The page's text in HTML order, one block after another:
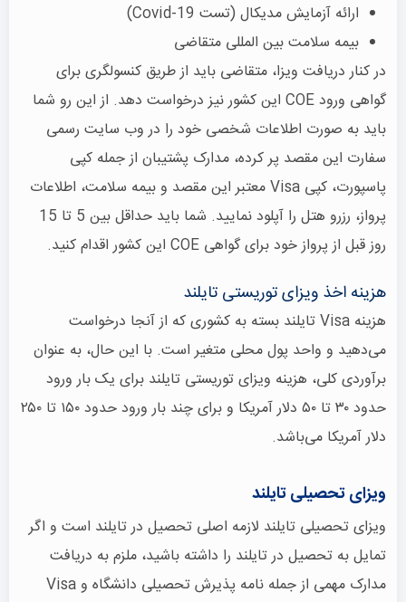
ارائه آزمایش مدیکال (تست Covid-19)
بیمه سلامت بین المللی متقاضی
در کنار دریافت ویزا، متقاضی باید از طریق کنسولگری برای
گواهی ورود COE این کشور نیز درخواست دهد. از این رو شما
باید به صورت اطلاعات شخصی خود را در وب سایت رسمی
سفارت این مقصد پر کرده، مدارک پشتیبان از جمله کپی
پاسپورت، کپی Visa معتبر این مقصد و بیمه سلامت، اطلاعات
پرواز، رزرو هتل را آپلود نمایید. شما باید حداقل بین 5 تا 15
روز قبل از پرواز خود برای گواهی COE این کشور اقدام کنید.
هزینه اخذ ویزای توریستی تایلند
هزینه Visa تایلند بسته به کشوری که از آنجا درخواست
می‌دهید و واحد پول محلی متغیر است. با این حال، به عنوان
برآوردی کلی، هزینه ویزای توریستی تایلند برای یک بار ورود
حدود ۳۰ تا ۵۰ دلار آمریکا و برای چند بار ورود حدود ۱۵۰ تا ۲۵۰
دلار آمریکا می‌باشد.
ویزای تحصیلی تایلند
ویزای تحصیلی تایلند لازمه اصلی تحصیل در تایلند است و اگر
تمایل به تحصیل در تایلند را داشته باشید، ملزم به دریافت
مدارک مهمی از جمله نامه پذیرش تحصیلی دانشگاه و Visa